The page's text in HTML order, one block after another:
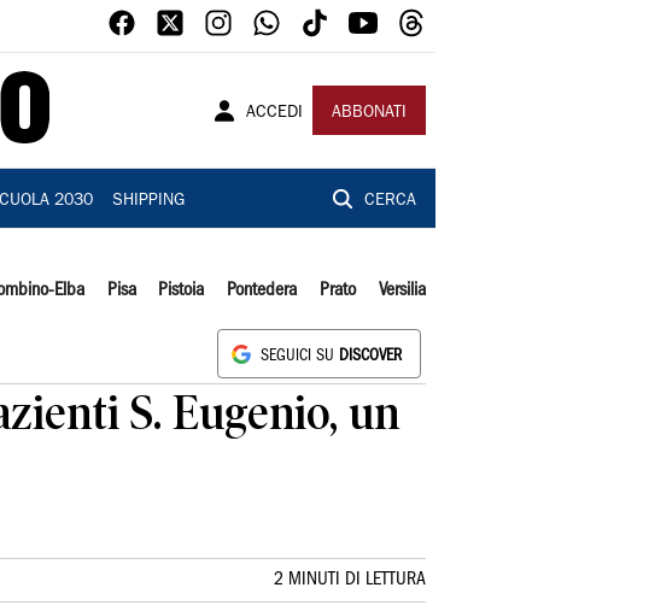
ACCEDI ABBONATI
2030 SHIPPING CERCA
Elba Pisa Pistoia Pontedera Prato Versilia
SEGUICI SU DISCOVER
S. Eugenio, un
2 MINUTI DI LETTURA